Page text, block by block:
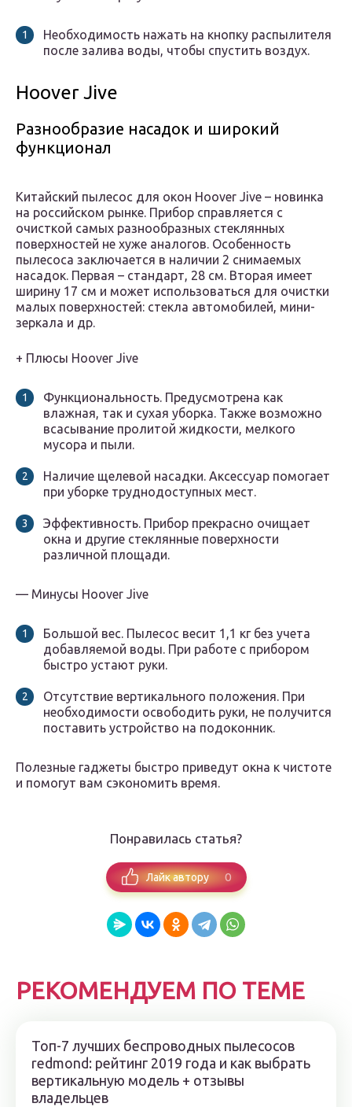
Необходимость нажать на кнопку распылителя
после залива воды, чтобы спустить воздух.
Hoover Jive
Разнообразие насадок и широкий
функционал
Китайский пылесос для окон Hoover Jive – новинка
на российском рынке. Прибор справляется с
очисткой самых разнообразных стеклянных
поверхностей не хуже аналогов. Особенность
пылесоса заключается в наличии 2 снимаемых
насадок. Первая – стандарт, 28 см. Вторая имеет
ширину 17 см и может использоваться для очистки
малых поверхностей: стекла автомобилей, мини-
зеркала и др.
+ Плюсы Hoover Jive
Функциональность. Предусмотрена как
влажная, так и сухая уборка. Также возможно
всасывание пролитой жидкости, мелкого
мусора и пыли.
Наличие щелевой насадки. Аксессуар помогает
при уборке труднодоступных мест.
Эффективность. Прибор прекрасно очищает
окна и другие стеклянные поверхности
различной площади.
— Минусы Hoover Jive
Большой вес. Пылесос весит 1,1 кг без учета
добавляемой воды. При работе с прибором
быстро устают руки.
Отсутствие вертикального положения. При
необходимости освободить руки, не получится
поставить устройство на подоконник.
Полезные гаджеты быстро приведут окна к чистоте
и помогут вам сэкономить время.
Понравилась статья?
Лайк автору 0
РЕКОМЕНДУЕМ ПО ТЕМЕ
Топ-7 лучших беспроводных пылесосов
redmond: рейтинг 2019 года и как выбрать
вертикальную модель + отзывы
владельцев